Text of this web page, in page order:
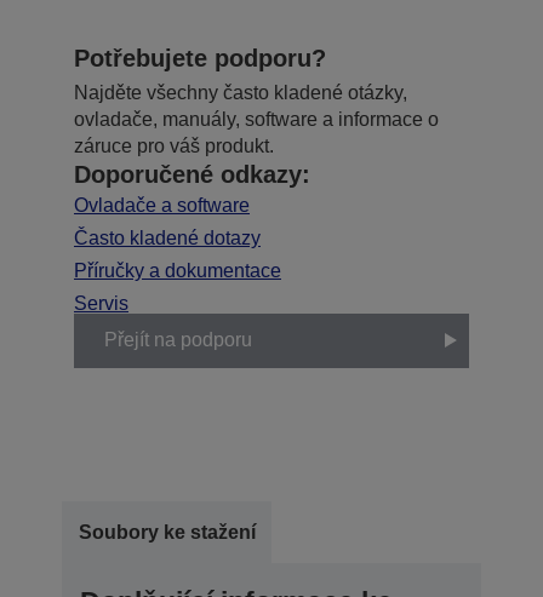
Potřebujete podporu?
Najděte všechny často kladené otázky,
ovladače, manuály, software a informace o
záruce pro váš produkt.
Doporučené odkazy:
Ovladače a software
Často kladené dotazy
Příručky a dokumentace
Servis
Přejít na podporu
Soubory ke stažení